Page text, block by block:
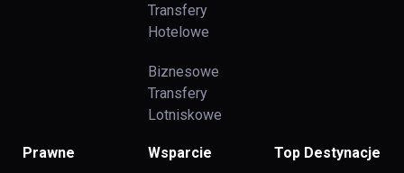
Transfery
Hotelowe
Biznesowe
Transfery
Lotniskowe
Prawne Wsparcie Top Destynacje